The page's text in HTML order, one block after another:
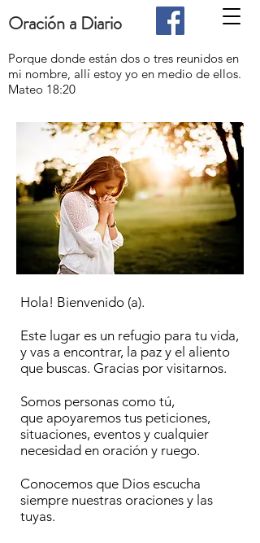
Oración a Diario
Porque donde están dos o tres reunidos en
mi nombre, allí estoy yo en medio de ellos.
Mateo 18:20
Hola! Bienvenido (a).
Este lugar es un refugio para tu vida,
y vas a encontrar, la paz y el aliento
que buscas. Gracias por visitarnos.
Somos personas como tú,
que apoyaremos tus peticiones,
situaciones, eventos y cualquier
necesidad en oración y ruego.
Conocemos que Dios escucha
siempre nuestras oraciones y las
tuyas.